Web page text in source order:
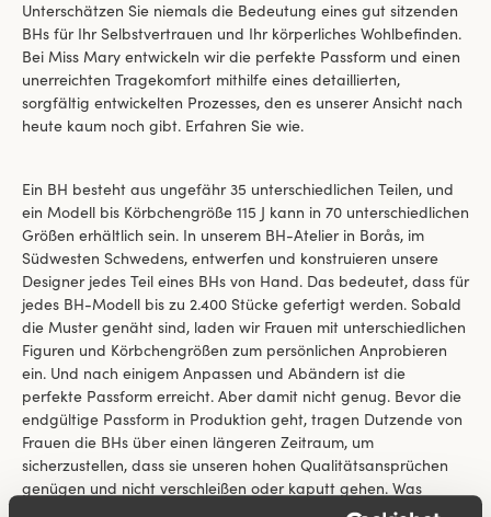
Unterschätzen Sie niemals die Bedeutung eines gut sitzenden
BHs für Ihr Selbstvertrauen und Ihr körperliches Wohlbefinden.
Bei Miss Mary entwickeln wir die perfekte Passform und einen
unerreichten Tragekomfort mithilfe eines detaillierten,
sorgfältig entwickelten Prozesses, den es unserer Ansicht nach
heute kaum noch gibt. Erfahren Sie wie.
Ein BH besteht aus ungefähr 35 unterschiedlichen Teilen, und
ein Modell bis Körbchengröße 115 J kann in 70 unterschiedlichen
Größen erhältlich sein. In unserem BH-Atelier in Borås, im
Südwesten Schwedens, entwerfen und konstruieren unsere
Designer jedes Teil eines BHs von Hand. Das bedeutet, dass für
jedes BH-Modell bis zu 2.400 Stücke gefertigt werden. Sobald
die Muster genäht sind, laden wir Frauen mit unterschiedlichen
Figuren und Körbchengrößen zum persönlichen Anprobieren
ein. Und nach einigem Anpassen und Abändern ist die
perfekte Passform erreicht. Aber damit nicht genug. Bevor die
endgültige Passform in Produktion geht, tragen Dutzende von
Frauen die BHs über einen längeren Zeitraum, um
sicherzustellen, dass sie unseren hohen Qualitätsansprüchen
genügen und nicht verschleißen oder kaputt gehen. Was
unseren Ansprüchen nicht genügt, kommt nicht in die